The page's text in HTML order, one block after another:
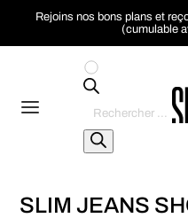
Rejoins nos bons plans et
(cumulable
de
produits
SLIM JEANS